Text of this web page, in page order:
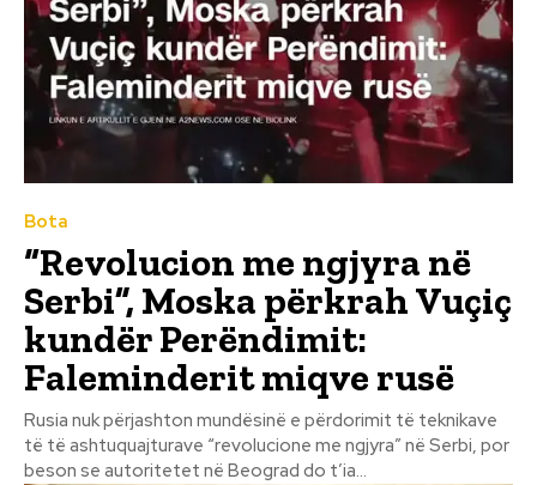
Bota
“Revolucion me ngjyra në
Serbi”, Moska përkrah Vuçiç
kundër Perëndimit:
Faleminderit miqve rusë
Rusia nuk përjashton mundësinë e përdorimit të teknikave
të të ashtuquajturave “revolucione me ngjyra” në Serbi, por
beson se autoritetet në Beograd do t’ia...